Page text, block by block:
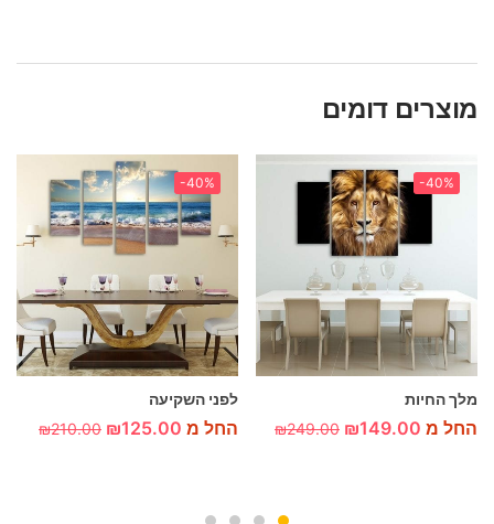
מוצרים דומים
-40%
לפני השקיעה
החל מ ₪125.00
₪210.00
-40%
מלך החיות
החל מ ₪149.00
₪249.00